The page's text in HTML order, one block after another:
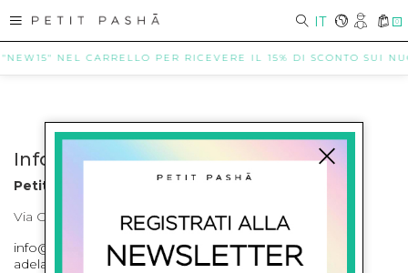
IT 0
NEL CARRELLO PER RICEVERE IL 15% DI SCONTO SUI
Info contatti
Petit Pasha
Via Cilea, 255 Napoli Corso Umberto I 301 Napoli
info@petitpasha.com, petitpasha@hotmail.it,
adelaide.petitpasha@hotmail.com